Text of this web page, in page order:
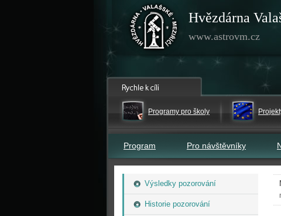
Hvězdárna
www.astrovm.cz
Programy pro školy
Program Pro návštěvníky
Výsledky pozorování
Historie pozorování